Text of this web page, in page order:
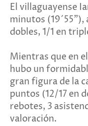
El villaguayense
minutos (19´55”),
dobles, 1/1 en
Mientras que en
hubo un
gran figura de la
puntos (12/17 en
rebotes, 3
valoración.